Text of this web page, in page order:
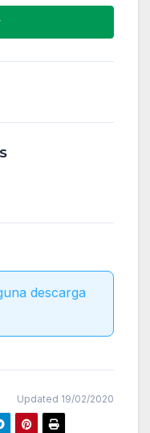
descarga
Updated 19/02/2020